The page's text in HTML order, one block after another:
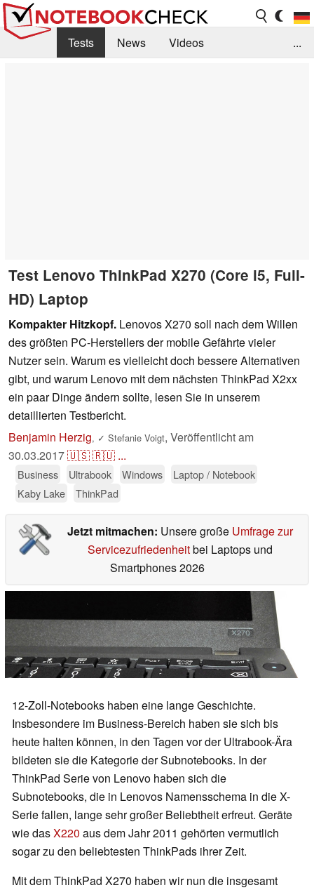
Tests News
Videos
...
Test Lenovo ThinkPad X270 (Core i5, Full-
HD) Laptop
Kompakter Hitzkopf. Lenovos X270 soll nach dem Willen
des größten PC-Herstellers der mobile Gefährte vieler
Nutzer sein. Warum es vielleicht doch bessere Alternativen
gibt, und warum Lenovo mit dem nächsten ThinkPad X2xx
ein paar Dinge ändern sollte, lesen Sie in unserem
detaillierten Testbericht.
Benjamin Herzig, ✓ Stefanie Voigt, Veröffentlicht am
30.03.2017🇺🇸🇷🇺 ...
Business Ultrabook Windows
Laptop / Notebook
Kaby Lake
ThinkPad
Jetzt mitmachen: Unsere große Umfrage zur
Servicezufriedenheitbei Laptops und
Smartphones 2026
12-Zoll-Notebooks haben eine lange Geschichte.
Insbesondere im Business-Bereich haben sie sich bis
heute halten können, in den Tagen vor der Ultrabook-Ära
bildeten sie die Kategorie der Subnotebooks. In der
ThinkPad Serie von Lenovo haben sich die
Subnotebooks, die in Lenovos Namensschema in die X-
Serie fallen, lange sehr großer Beliebtheit erfreut. Geräte
wie dasX220 aus dem Jahr 2011 gehörten vermutlich
sogar zu den beliebtesten ThinkPads ihrer Zeit.
Mit dem ThinkPad X270 haben wir nun die insgesamt